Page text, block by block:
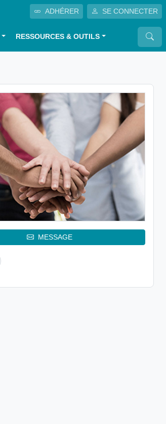
ADHÉRER SE CONNECTER
RESSOURCES & OUTILS
MESSAGE